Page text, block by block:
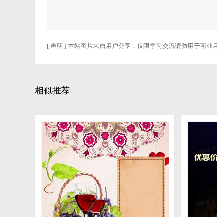
[ 声明 ] 本站图片来自用户分享，仅限学习交流请勿用于商业
相似推荐